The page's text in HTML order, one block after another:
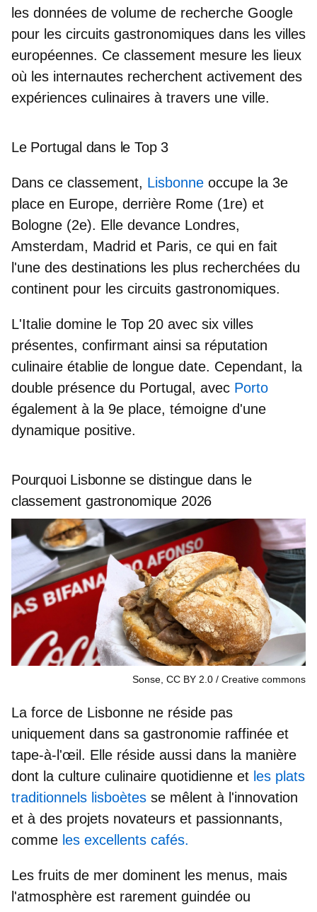
les données de volume de recherche Google
pour les circuits gastronomiques dans les villes
européennes. Ce classement mesure les lieux
où les internautes recherchent activement des
expériences culinaires à travers une ville.
Le Portugal dans le Top 3
Dans ce classement, Lisbonne occupe la 3e
place en Europe, derrière Rome (1re) et
Bologne (2e). Elle devance Londres,
Amsterdam, Madrid et Paris, ce qui en fait
l'une des destinations les plus recherchées du
continent pour les circuits gastronomiques.
L'Italie domine le Top 20 avec six villes
présentes, confirmant ainsi sa réputation
culinaire établie de longue date. Cependant, la
double présence du Portugal, avec Porto
également à la 9e place, témoigne d'une
dynamique positive.
Pourquoi Lisbonne se distingue dans le
classement gastronomique 2026
Sonse, CC BY 2.0 Creative commons
La force de Lisbonne ne réside pas
uniquement dans sa gastronomie raffinée et
tape-à-l'œil. Elle réside aussi dans la manière
dont la culture culinaire quotidienne et les plats
traditionnels lisboètes se mêlent à l'innovation
et à des projets novateurs et passionnants,
comme les excellents cafés.
Les fruits de mer dominent les menus, mais
l'atmosphère est rarement guindée ou